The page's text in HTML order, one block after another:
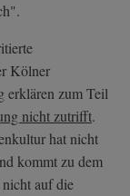
Kölner
erklären zum Teil
nicht zutrifft.
hat nicht
kommt zu dem
auf die